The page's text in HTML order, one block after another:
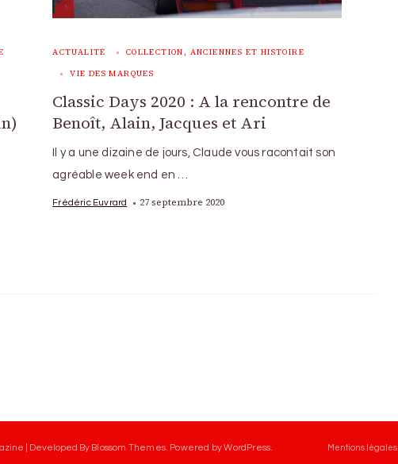
ACTUALITÉ COLLECTION, ANCIENNES ET HISTOIRE
VIE DES MARQUES
Classic Days 2020 : A la rencontre de
Benoît, Alain, Jacques et Ari
Il y a une dizaine de jours, Claude vous racontait son
agréable week end en …
Frédéric Euvrard 27 septembre 2020
| Developed By Blossom Themes Powered byWordPress Mentions légales